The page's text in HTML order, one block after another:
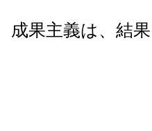
成果主義は、結